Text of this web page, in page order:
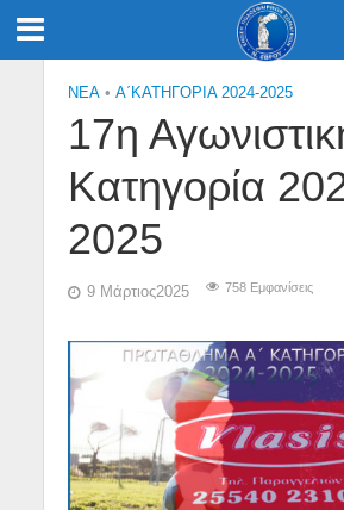
NEA • Α΄ΚΑΤΗΓΟΡΙΑ 2024-2025
17η
Κατηγορία
2025
9 Μάρτιος2025 758 Εμφανίσεις